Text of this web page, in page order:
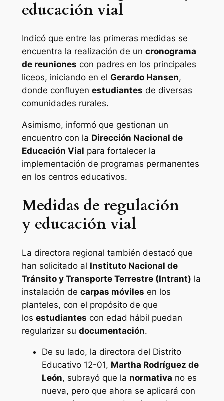
educación vial
Indicó que entre las primeras medidas se
encuentra la realización de un cronograma
de reuniones con padres en los principales
liceos, iniciando en el Gerardo Hansen,
donde confluyen estudiantes de diversas
comunidades rurales.
Asimismo, informó que gestionan un
encuentro con la Dirección Nacional de
Educación Vial para fortalecer la
implementación de programas permanentes
en los centros educativos.
Medidas de regulación
y educación vial
La directora regional también destacó que
han solicitado al Instituto Nacional de
Tránsito y Transporte Terrestre (Intrant) la
instalación de carpas móviles en los
planteles, con el propósito de que
los estudiantes con edad hábil puedan
regularizar su documentación.
De su lado, la directora del Distrito
Educativo 12-01, Martha Rodríguez de
León, subrayó que la normativa no es
nueva, pero que ahora se aplicará con